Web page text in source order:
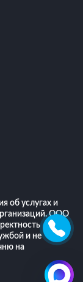
об услугах и
ООО
и не
на